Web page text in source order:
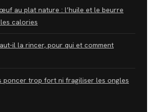
au plat nature : l’huile et le beurre
calories
il la rincer, pour qui et comment
poncer trop fort ni fragiliser les ongles